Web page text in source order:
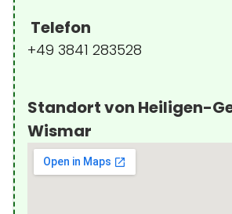
Telefon
+49 3841 283528
Standort von Heiligen-
Wismar